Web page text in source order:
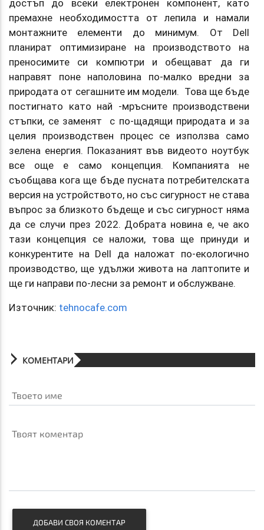
достъп до всеки електронен компонент, като
премахне необходимостта от лепила и намали
монтажните елементи до минимум. От Dell
планират оптимизиране на производството на
преносимите си компютри и обещават да ги
направят поне наполовина по-малко вредни за
природата от сегашните им модели. Това ще бъде
постигнато като най -мръсните производствени
стъпки, се заменят с по-щадящи природата и за
целия производствен процес се използва само
зелена енергия. Показаният във видеото ноутбук
все още е само концепция. Компанията не
съобщава кога ще бъде пусната потребителската
версия на устройството, но със сигурност не става
въпрос за близкото бъдеще и със сигурност няма
да се случи през 2022. Добрата новина е, че ако
тази концепция се наложи, това ще принуди и
конкурентите на Dell да наложат по-екологично
производство, ще удължи живота на лаптопите и
ще ги направи по-лесни за ремонт и обслужване.
Източник: tehnocafe.com
КОМЕНТАРИ
Твоето име
Твоят коментар
ДОБАВИ СВОЯ КОМЕНТАР